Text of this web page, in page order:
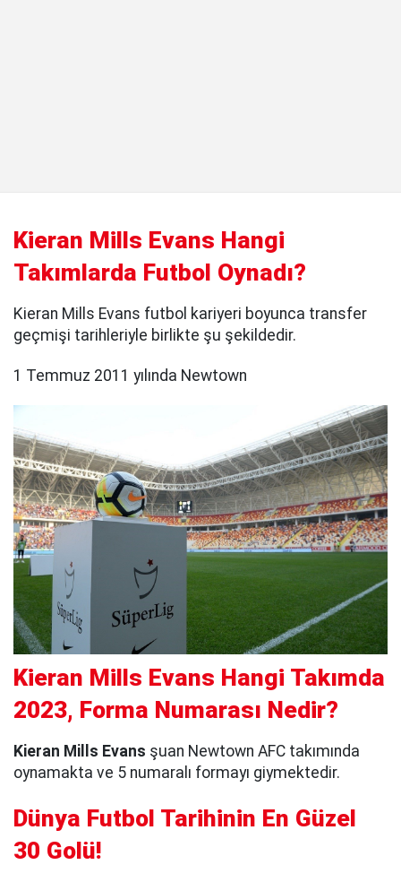
Kieran Mills Evans Hangi
Takımlarda Futbol Oynadı?
Kieran Mills Evans futbol kariyeri boyunca transfer
geçmişi tarihleriyle birlikte şu şekildedir.
1 Temmuz 2011 yılında Newtown
Kieran Mills Evans Hangi Takımda
2023, Forma Numarası Nedir?
Kieran Mills Evans şuan Newtown AFC takımında
oynamakta ve 5 numaralı formayı giymektedir.
Dünya Futbol Tarihinin En Güzel
30 Golü!